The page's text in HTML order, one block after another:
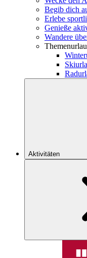
Begib dich
Erlebe
Genieße
Wandere
Aktivitäten